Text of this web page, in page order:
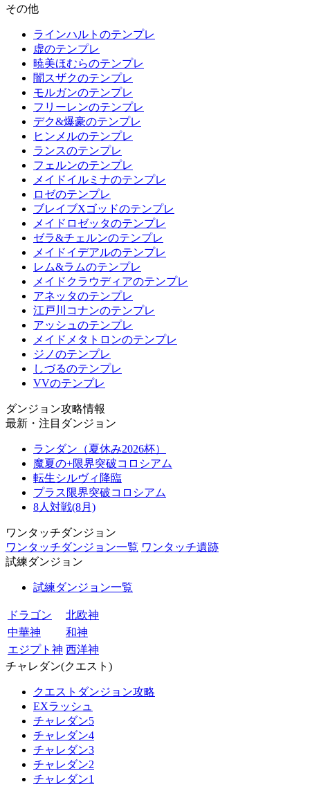
その他
ラインハルトのテンプレ
虚のテンプレ
暁美ほむらのテンプレ
闇スザクのテンプレ
モルガンのテンプレ
フリーレンのテンプレ
デク&爆豪のテンプレ
ヒンメルのテンプレ
ランスのテンプレ
フェルンのテンプレ
メイドイルミナのテンプレ
ロゼのテンプレ
ブレイブXゴッドのテンプレ
メイドロゼッタのテンプレ
ゼラ&チェルンのテンプレ
メイドイデアルのテンプレ
レム&ラムのテンプレ
メイドクラウディアのテンプレ
アネッタのテンプレ
江戸川コナンのテンプレ
アッシュのテンプレ
メイドメタトロンのテンプレ
ジノのテンプレ
しづるのテンプレ
VVのテンプレ
ダンジョン攻略情報
最新・注目ダンジョン
ランダン（夏休み2026杯）
魔夏の+限界突破コロシアム
転生シルヴィ降臨
プラス限界突破コロシアム
8人対戦(8月)
ワンタッチダンジョン
ワンタッチダンジョン一覧 ワンタッチ遺跡
試練ダンジョン
試練ダンジョン一覧
ドラゴン
北欧神
中華神
和神
エジプト神 西洋神
チャレダン(クエスト)
クエストダンジョン攻略
EXラッシュ
チャレダン5
チャレダン4
チャレダン3
チャレダン2
チャレダン1